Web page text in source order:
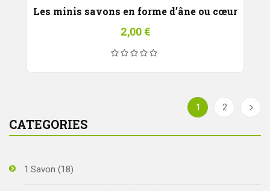
CATEGORIES
1.Savon (18)
Les minis savons en forme d’âne ou cœur
2,00 €
1 2